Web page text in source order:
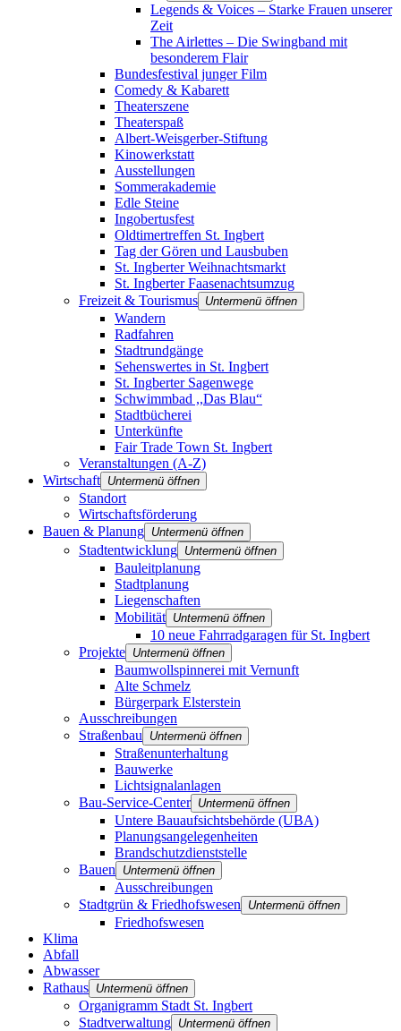
Legends & Voices – Starke Frauen unserer
Zeit
The Airlettes – Die Swingband mit
besonderem Flair
Bundesfestival junger Film
Comedy & Kabarett
Theaterszene
Theaterspaß
Albert-Weisgerber-Stiftung
Kinowerkstatt
Ausstellungen
Sommerakademie
Edle Steine
Ingobertusfest
Oldtimertreffen St. Ingbert
Tag der Gören und Lausbuben
St. Ingberter Weihnachtsmarkt
St. Ingberter Faasenachtsumzug
Freizeit & Tourismus Untermenü öffnen
Wandern
Radfahren
Stadtrundgänge
Sehenswertes in St. Ingbert
St. Ingberter Sagenwege
Schwimmbad ,,Das Blau“
Stadtbücherei
Unterkünfte
Fair Trade Town St. Ingbert
Veranstaltungen (A-Z)
Wirtschaft Untermenü öffnen
Standort
Wirtschaftsförderung
Bauen & Planung Untermenü öffnen
Stadtentwicklung Untermenü öffnen
Bauleitplanung
Stadtplanung
Liegenschaften
Mobilität Untermenü öffnen
10 neue Fahrradgaragen für St. Ingbert
Projekte Untermenü öffnen
Baumwollspinnerei mit Vernunft
Alte Schmelz
Bürgerpark Elsterstein
Ausschreibungen
Straßenbau
Untermenü öffnen
Straßenunterhaltung
Bauwerke
Lichtsignalanlagen
Bau-Service-Center Untermenü öffnen
Untere Bauaufsichtsbehörde (UBA)
Planungsangelegenheiten
Brandschutz­dienststelle
Bauen
Untermenü öffnen
Ausschreibungen
Stadtgrün & Friedhofswesen
Untermenü öffnen
Friedhofswesen
Klima
Abfall
Abwasser
Rathaus Untermenü öffnen
Organigramm Stadt St. Ingbert
Stadtverwaltung Untermenü öffnen